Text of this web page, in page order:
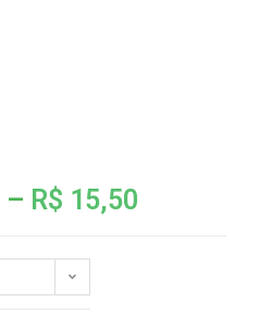
– R$ 15,50